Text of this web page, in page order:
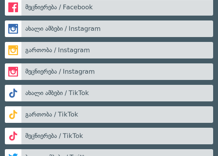
მეცნიერება / Facebook
ახალი ამბები / Instagram
გართობა / Instagram
მეცნიერება / Instagram
ახალი ამბები / TikTok
გართობა / TikTok
მეცნიერება / TikTok